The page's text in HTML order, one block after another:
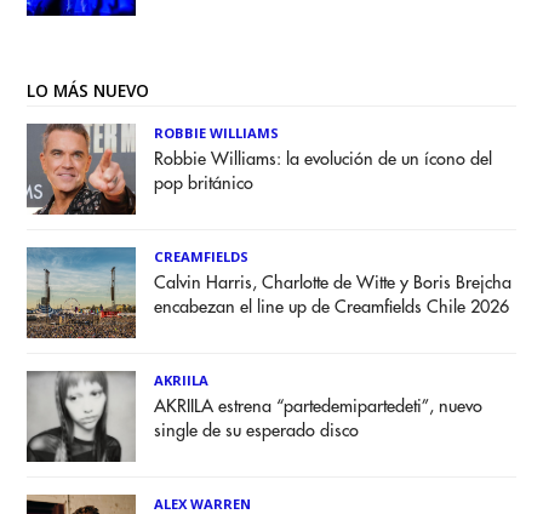
LO MÁS NUEVO
ROBBIE WILLIAMS
Robbie Williams: la evolución de un ícono del
pop británico
CREAMFIELDS
Calvin Harris, Charlotte de Witte y Boris Brejcha
encabezan el line up de Creamfields Chile 2026
AKRIILA
AKRIILA estrena “partedemipartedeti”, nuevo
single de su esperado disco
ALEX WARREN